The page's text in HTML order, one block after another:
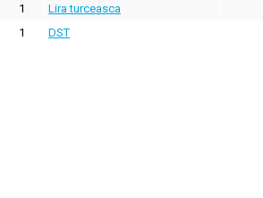
1 Lira turceasca
1 DST